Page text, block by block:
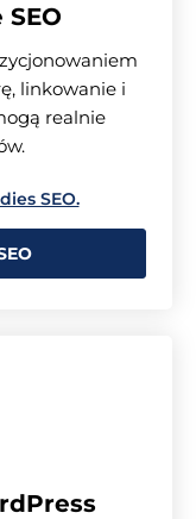
linkowanie i
realnie
SEO.